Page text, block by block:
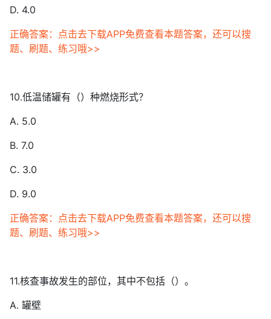
D. 4.0
正确答案：点击去下载APP免费查看本题答案，还可以搜
题、刷题、练习哦>>
10.低温储罐有（）种燃烧形式？
A. 5.0
B. 7.0
C. 3.0
D. 9.0
正确答案：点击去下载APP免费查看本题答案，还可以搜
题、刷题、练习哦>>
11.核查事故发生的部位，其中不包括（）。
A. 罐壁